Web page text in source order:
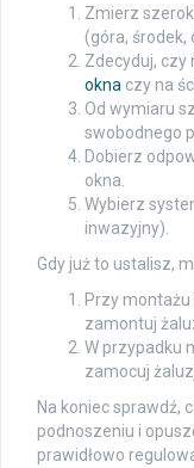
Zmierz
(góra, środek,
Zdecyduj, czy
okna czy na
Od wymiaru
swobodnego
Dobierz
okna.
Wybierz
inwazyjny).
Gdy już to ustalisz,
Przy
zamontuj
W przypadku
zamocuj
Na koniec sprawdź,
podnoszeniu i
prawidłowo